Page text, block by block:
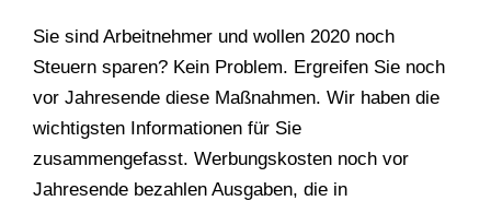
Sie sind Arbeitnehmer und wollen 2020 noch
Steuern sparen? Kein Problem. Ergreifen Sie noch
vor Jahresende diese Maßnahmen. Wir haben die
wichtigsten Informationen für Sie
zusammengefasst. Werbungskosten noch vor
Jahresende bezahlen Ausgaben, die in